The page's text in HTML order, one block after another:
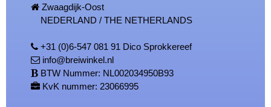
Zwaagdijk-Oost
NEDERLAND / THE NETHERLANDS
+31 (0)6-547 081 91 Dico Sprokkereef
info@breiwinkel.nl
BTW Nummer: NL002034950B93
KvK nummer: 23066995